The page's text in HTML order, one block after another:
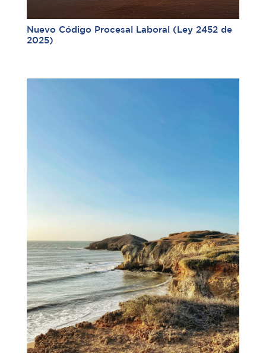
Nuevo Código Procesal Laboral (Ley 2452 de
2025)